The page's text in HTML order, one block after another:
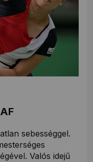
sebességgel.
Valós idejű